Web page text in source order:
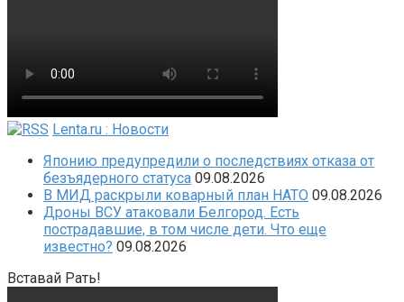
Lenta.ru : Новости
Японию предупредили о последствиях отказа от
безъядерного статуса 09.08.2026
В МИД раскрыли коварный план НАТО 09.08.2026
Дроны ВСУ атаковали Белгород. Есть
пострадавшие, в том числе дети. Что еще
известно? 09.08.2026
Вставай Рать!